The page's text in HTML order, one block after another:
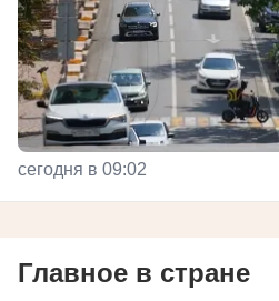
сегодня в 09:02
Главное в стране